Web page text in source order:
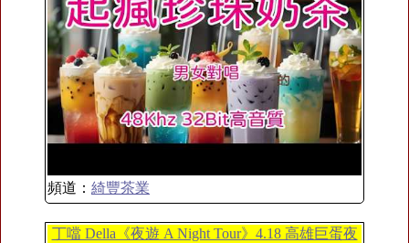
頻道： 綺豐茶業
丁噹 Della《夜遊 A Night Tour》4.18 高雄巨蛋夜